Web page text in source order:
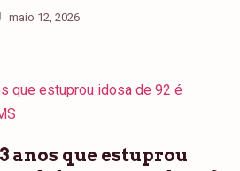
maio 12, 2026
anos que estuprou